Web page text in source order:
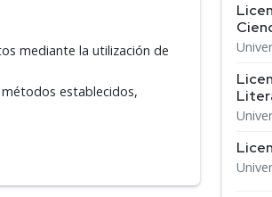
mediante la utilización de
establecidos,